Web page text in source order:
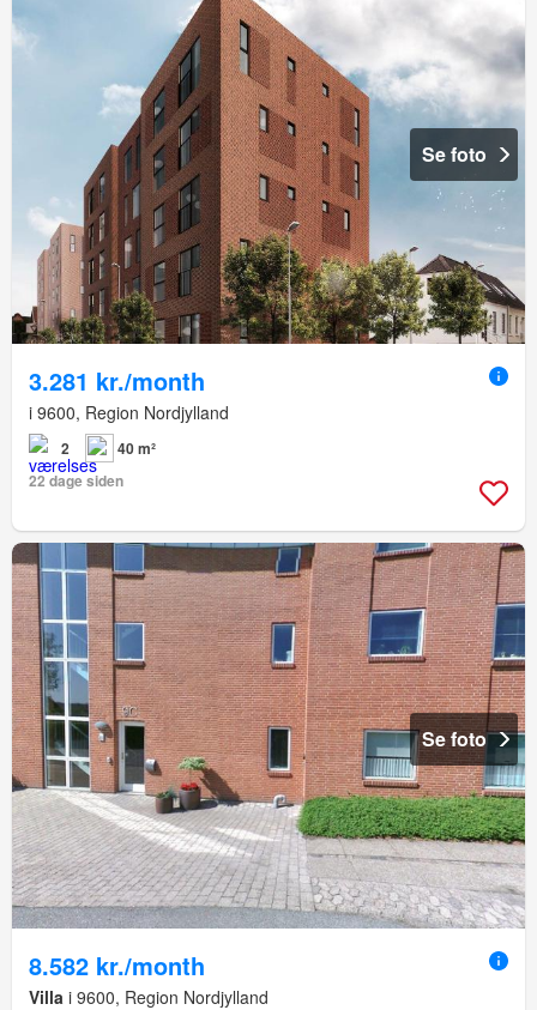
Se foto
3.281 kr./month
i 9600, Region Nordjylland
2
40 m²
22 dage siden
Se foto
8.582 kr./month
Villa i 9600, Region Nordjylland